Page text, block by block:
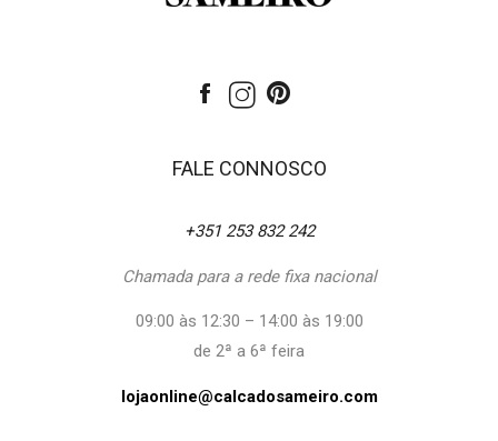
FALE CONNOSCO
+351 253 832 242
Chamada para a rede fixa nacional
09:00 às 12:30 – 14:00 às 19:00
de 2ª a 6ª feira
lojaonline@calcadosameiro.com